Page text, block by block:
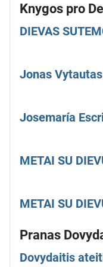
Knygos pro
DIEVAS
Jonas
Josemaría
METAI SU
METAI SU
Pranas
Dovydaitis